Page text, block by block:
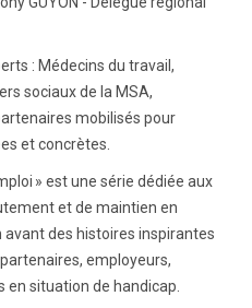
: Médecins du travail,
sociaux de la MSA,
mobilisés pour
et concrètes.
» est une série dédiée aux
et de maintien en
des histoires inspirantes
employeurs,
situation de handicap.